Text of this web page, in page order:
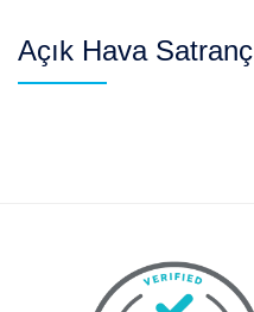
Açık Hava Satranç